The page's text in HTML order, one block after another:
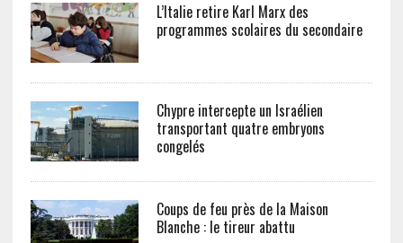
L’Italie retire Karl Marx des
programmes scolaires du secondaire
Chypre intercepte un Israélien
transportant quatre embryons
congelés
Coups de feu près de la Maison
Blanche : le tireur abattu